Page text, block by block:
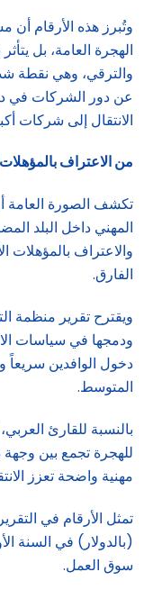
وتُبرز هذه الأرقام
الهجرة العامة، بل
عن دور الشركات في
الانتقال إلى شركات
من الاعتراف
تكشف الصورة العامة
المهني داخل البلد
والاعتراف بالمؤهلات
الفارق.
ويقترح تقرير منظمة
ودمجها في سياسات
دخول الوافدين سريعاً
المتوسط.
بالنسبة للقارئ
للهجرة تجمع بين
مهنية واضحة تعزز
تمثل الأرقام في
(بالدولار) في السنة
سوق العمل.